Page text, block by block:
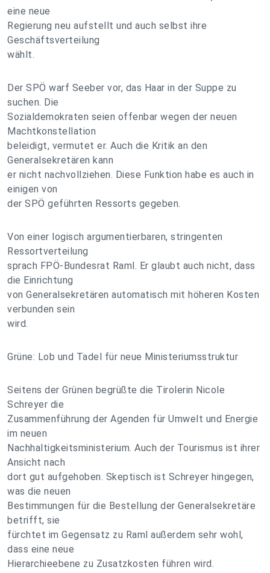
eine neue
Regierung neu aufstellt und auch selbst ihre
Geschäftsverteilung
wählt.
Der SPÖ warf Seeber vor, das Haar in der Suppe zu
suchen. Die
Sozialdemokraten seien offenbar wegen der neuen
Machtkonstellation
beleidigt, vermutet er. Auch die Kritik an den
Generalsekretären kann
er nicht nachvollziehen. Diese Funktion habe es auch in
einigen von
der SPÖ geführten Ressorts gegeben.
Von einer logisch argumentierbaren, stringenten
Ressortverteilung
sprach FPÖ-Bundesrat Raml. Er glaubt auch nicht, dass
die Einrichtung
von Generalsekretären automatisch mit höheren Kosten
verbunden sein
wird.
Grüne: Lob und Tadel für neue Ministeriumsstruktur
Seitens der Grünen begrüßte die Tirolerin Nicole
Schreyer die
Zusammenführung der Agenden für Umwelt und Energie
im neuen
Nachhaltigkeitsministerium. Auch der Tourismus ist ihrer
Ansicht nach
dort gut aufgehoben. Skeptisch ist Schreyer hingegen,
was die neuen
Bestimmungen für die Bestellung der Generalsekretäre
betrifft, sie
fürchtet im Gegensatz zu Raml außerdem sehr wohl,
dass eine neue
Hierarchieebene zu Zusatzkosten führen wird.